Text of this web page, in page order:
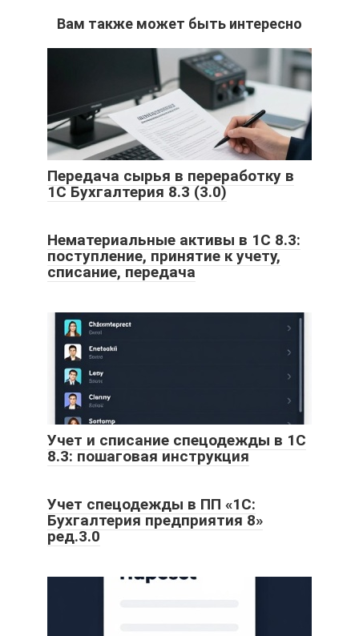
Вам также может быть интересно
Передача сырья в переработку в
1С Бухгалтерия 8.3 (3.0)
Нематериальные активы в 1С 8.3:
поступление, принятие к учету,
списание, передача
Учет и списание спецодежды в 1С
8.3: пошаговая инструкция
Учет спецодежды в ПП «1С:
Бухгалтерия предприятия 8»
ред.3.0